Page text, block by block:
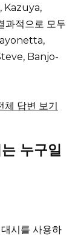
Kazuya,
과적으로 모두
Banjo-
답변 보기
누구일
시를 사용하